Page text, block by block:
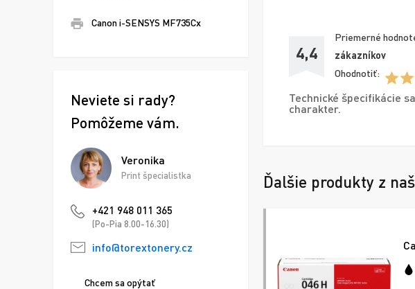
Canon i-SENSYS MF735Cx
Neviete si rady?
Pomôžeme vám.
Veronika
Print špecialistka
+421 948 011 365
(Po-Pia 8.00-16.30)
info@torextonery.cz
Chcem sa opýtať
4,4
Priemerné
zákazníkov
Ohodnotiť:
Technické špecifikácie
charakter.
Ďalšie produkty z